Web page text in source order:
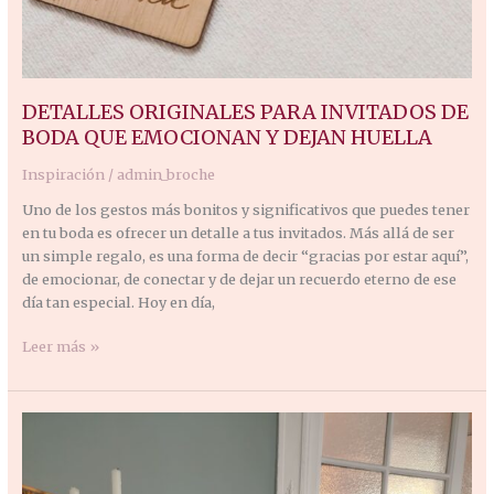
DETALLES ORIGINALES PARA INVITADOS DE
BODA QUE EMOCIONAN Y DEJAN HUELLA
Inspiración / admin_broche
Uno de los gestos más bonitos y significativos que puedes tener
en tu boda es ofrecer un detalle a tus invitados. Más allá de ser
un simple regalo, es una forma de decir “gracias por estar aquí”,
de emocionar, de conectar y de dejar un recuerdo eterno de ese
día tan especial. Hoy en día,
Leer más »